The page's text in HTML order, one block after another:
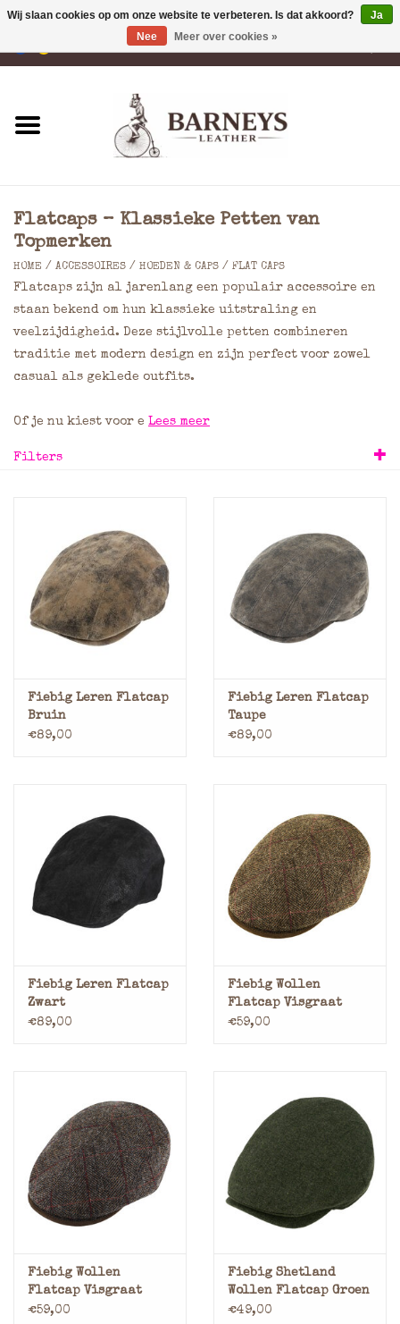
Portemonnees
Rugzakken
Schoudertassen
Tassen
Flatcaps – Klassieke Petten van
Topmerken
HOME / ACCESSOIRES / HOEDEN & CAPS / FLAT CAPS
Flatcaps zijn al jarenlang een populair accessoire en
staan bekend om hun klassieke uitstraling en
veelzijdigheid. Deze stijlvolle petten combineren
traditie met modern design en zijn perfect voor zowel
casual als geklede outfits.
Of je nu kiest voor e Lees meer
Filters
Fiebig Leren Flatcap
Bruin
€89,00
Fiebig Leren Flatcap
Taupe
€89,00
Fiebig Leren Flatcap
Zwart
€89,00
Fiebig Wollen
Flatcap Visgraat
Beige
€59,00
Fiebig Wollen
Flatcap Visgraat
Bruin
€59,00
Fiebig Shetland
Wollen Flatcap Groen
€49,00
Wij slaan cookies op om onze website te verbeteren. Is dat akkoord?
Ja
Nee
Meer over cookies »